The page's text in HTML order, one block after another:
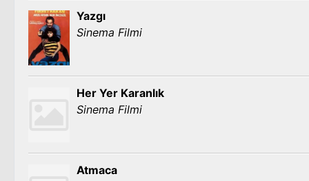
Yazgı
Sinema Filmi
Her Yer Karanlık
Sinema Filmi
Atmaca